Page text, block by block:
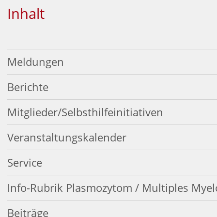
Inhalt
Meldungen
Berichte
Mitglieder/Selbsthilfeinitiativen
Veranstaltungskalender
Service
Info-Rubrik Plasmozytom / Multiples
Beiträge